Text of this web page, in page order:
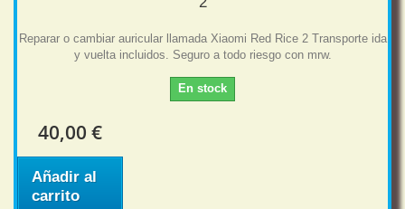
Reparar o cambiar auricular llamada Xiaomi Red Rice 2 Transporte ida
y vuelta incluidos. Seguro a todo riesgo con mrw.
En stock
40,00 €
Añadir al
carrito